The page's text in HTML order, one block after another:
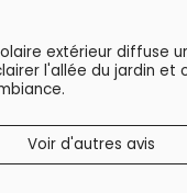
extérieur diffuse
l'allée du jardin et
Voir d'autres avis